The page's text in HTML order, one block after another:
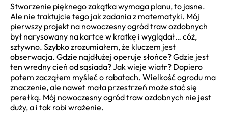
Stworzenie pięknego zakątka wymaga planu, to jasne.
Ale nie traktujcie tego jak zadania z matematyki. Mój
pierwszy projekt na nowoczesny ogród traw ozdobnych
był narysowany na kartce w kratkę i wyglądał… cóż,
sztywno. Szybko zrozumiałem, że kluczem jest
obserwacja. Gdzie najdłużej operuje słońce? Gdzie jest
ten wredny cień od sąsiada? Jak wieje wiatr? Dopiero
potem zacząłem myśleć o rabatach. Wielkość ogrodu ma
znaczenie, ale nawet mała przestrzeń może stać się
perełką. Mój nowoczesny ogród traw ozdobnych nie jest
duży, a i tak robi wrażenie.